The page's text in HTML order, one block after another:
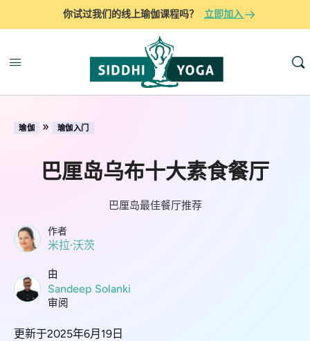
你试过我们的线上瑜伽课程吗？ 立即加入
瑜伽 » 瑜伽入门
巴厘岛乌布十大素食餐厅
巴厘岛最佳餐厅推荐
作者
米拉·沃茨
由
Sandeep Solanki
审阅
更新于2025年6月19日